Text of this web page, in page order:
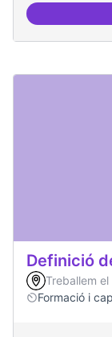
Definició
Treballem
Formació i